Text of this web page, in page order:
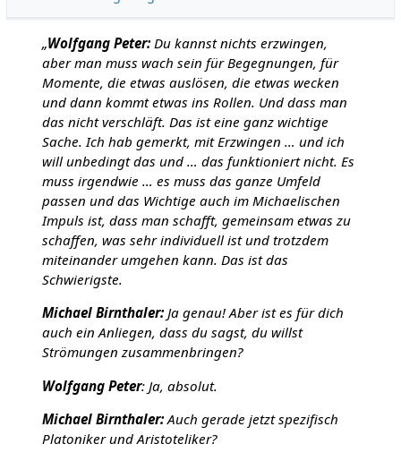
„Wolfgang Peter:Du kannst nichts erzwingen,
aber man muss wach sein für Begegnungen, für
Momente, die etwas auslösen, die etwas wecken
und dann kommt etwas ins Rollen. Und dass man
das nicht verschläft. Das ist eine ganz wichtige
Sache. Ich hab gemerkt, mit Erzwingen … und ich
will unbedingt das und … das funktioniert nicht. Es
muss irgendwie … es muss das ganze Umfeld
passen und das Wichtige auch im Michaelischen
Impuls ist, dass man schafft, gemeinsam etwas zu
schaffen, was sehr individuell ist und trotzdem
miteinander umgehen kann. Das ist das
Schwierigste.
Michael Birnthaler:Ja genau! Aber ist es für dich
auch ein Anliegen, dass du sagst, du willst
Strömungen zusammenbringen?
Wolfgang Peter: Ja, absolut.
Michael Birnthaler:Auch gerade jetzt spezifisch
Platoniker und Aristoteliker?